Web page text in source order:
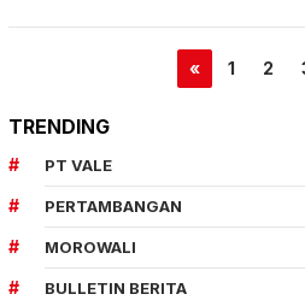
« 1 2
TRENDING
PT VALE
PERTAMBANGAN
MOROWALI
BULLETIN BERITA